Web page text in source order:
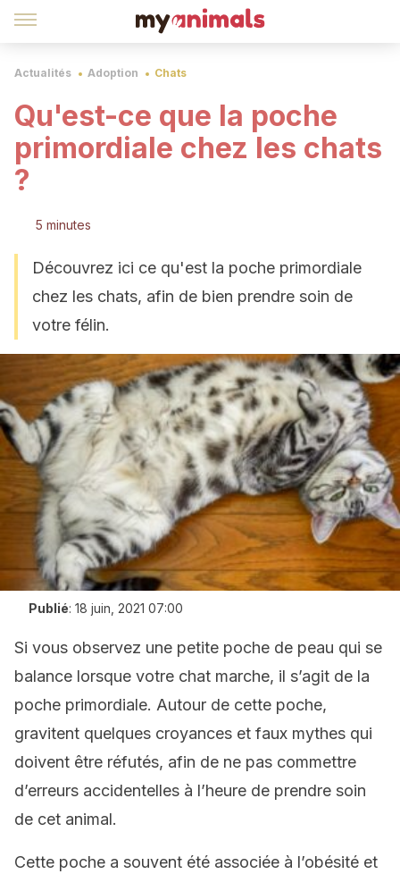
Actualités Adoption Chats
Qu'est-ce que la poche
primordiale chez les chats
?
5 minutes
Découvrez ici ce qu'est la poche primordiale
chez les chats, afin de bien prendre soin de
votre félin.
Publié: 18 juin, 2021 07:00
Si vous observez une petite poche de peau qui se
balance lorsque votre chat marche, il s’agit de la
poche primordiale. Autour de cette poche,
gravitent quelques croyances et faux mythes qui
doivent être réfutés, afin de ne pas commettre
d’erreurs accidentelles à l’heure de prendre soin
de cet animal.
Cette poche a souvent été associée à l’obésité et